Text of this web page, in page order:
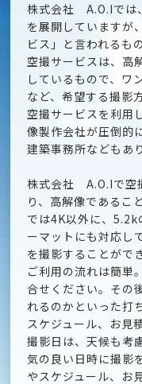
株式会社 A.O.Iでは
を展開していますが
ビス」と言われるも
空撮サービスは、高
しているもので、ワ
など、希望する撮影
空撮サービスを利用
像製作会社が圧倒的
建築事務所などもあ
株式会社 A.O.Iで空
り、高解像であるこ
では4K以外に、5.2k
ーマットにも対応し
を撮影することがで
ご利用の流れは簡
合せください。その
れるのかといった打
スケジュール、お見
撮影日は、天候も考
気の良い日時に撮影
やスケジュール、お